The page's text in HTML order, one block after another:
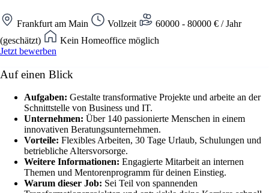
Frankfurt am Main Vollzeit
60000 - 80000 € / Jahr
(geschätzt)
Kein Homeoffice möglich
Jetzt bewerben
Auf einen Blick
Aufgaben: Gestalte transformative Projekte und arbeite an der
Schnittstelle von Business und IT.
Unternehmen: Über 140 passionierte Menschen in einem
innovativen Beratungsunternehmen.
Vorteile: Flexibles Arbeiten, 30 Tage Urlaub, Schulungen und
betriebliche Altersvorsorge.
Weitere Informationen: Engagierte Mitarbeit an internen
Themen und Mentorenprogramm für deinen Einstieg.
Warum dieser Job: Sei Teil von spannenden